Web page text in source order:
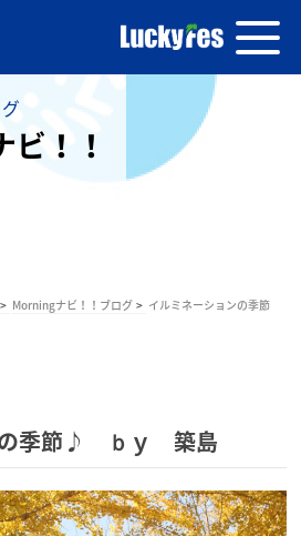
！！
Morningナビ！！ブログ
イルミネーションの季節
の季節♪ ｂｙ 築島